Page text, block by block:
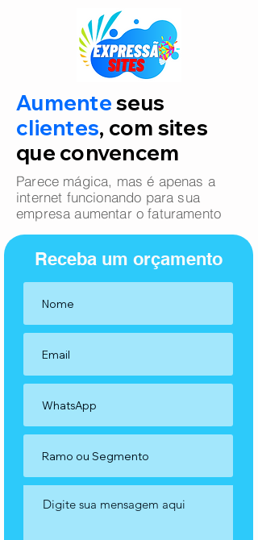
Aumenteseus
clientes, com sites
que convencem
Parece mágica, mas é apenas a
internet funcionando para sua
empresa aumentar o faturamento
Receba um orçamento